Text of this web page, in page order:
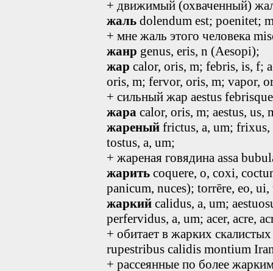
+ движимый (охваченный)
жаль dolendum est; poenitet;
+ мне жаль этого человека
жанр genus, eris, n (Aesopi);
жар calor, oris, m; febris, is, f;
oris, m; fervor, oris, m; vapor,
+ сильный жар aestus
жара calor, oris, m; aestus,
жареный frictus, a, um; frixus,
tostus, a, um;
+ жареная говядина assa
жарить coquere, o, coxi,
panicum, nuces); torrēre, eo,
жаркий calidus, a, um;
perfervidus, a, um; acer, acre,
+ обитает в жарких
rupestribus calidis montium
+ рассеянные по более